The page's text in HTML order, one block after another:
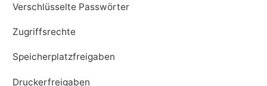
Verschlüsselte Passwörter
Zugriffsrechte
Speicherplatzfreigaben
Druckerfreigaben